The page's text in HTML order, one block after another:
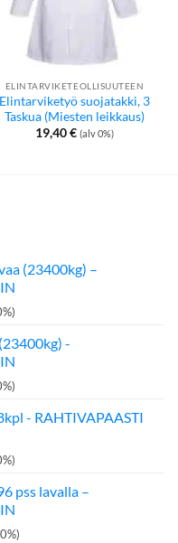
ELINTARVIKETEOLLISUUTEEN
Elintarviketyö suojatakki, 3
Taskua (Miesten leikkaus)
19,40€ (alv 0%)
(23400kg) –
€.
-
- RAHTIVAPAASTI
€.
pss lavalla –